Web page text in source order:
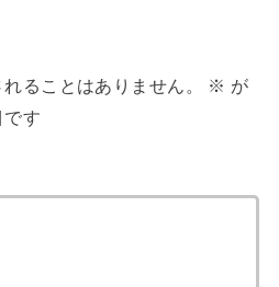
ることはありません。 ※ が
す